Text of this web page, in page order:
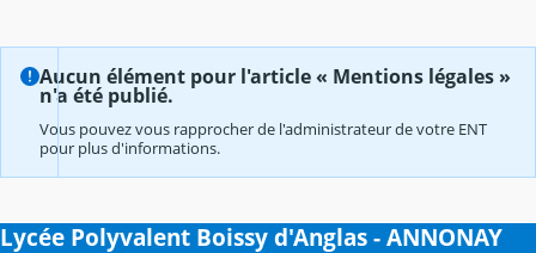
Aucun élément pour l'article « Mentions légales »
n'a été publié.
Vous pouvez vous rapprocher de l'administrateur de votre ENT
pour plus d'informations.
Lycée Polyvalent Boissy d'Anglas - ANNONAY